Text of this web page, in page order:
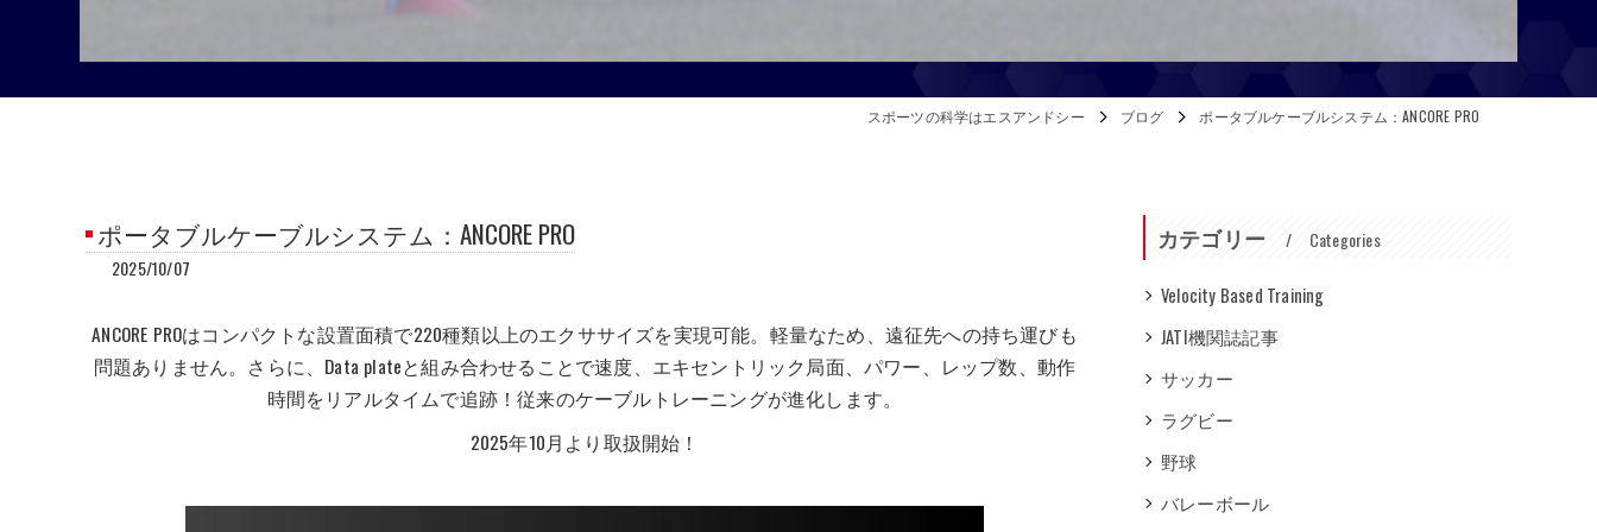
スポーツの科学はエスアンドシー ブログ ポータブルケーブルシステム：ANCORE PRO
ポータブルケーブルシステム：ANCORE PRO
2025/10/07
ANCORE PROはコンパクトな設置面積で220種類以上のエクササイズを実現可能。軽量なため、遠征先への持ち運びも
問題ありません。さらに、Data plateと組み合わせることで速度、エキセントリック局面、パワー、レップ数、動作
時間をリアルタイムで追跡！従来のケーブルトレーニングが進化します。
2025年10月より取扱開始！
カテゴリー Categories
Velocity Based Training
JATI機関誌記事
サッカー
ラグビー
野球
バレーボール